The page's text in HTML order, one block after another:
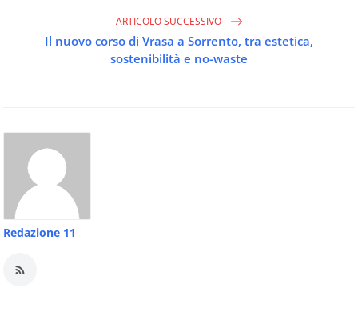
ARTICOLO SUCCESSIVO
Il nuovo corso di Vrasa a Sorrento, tra estetica,
sostenibilità e no-waste
Redazione 11